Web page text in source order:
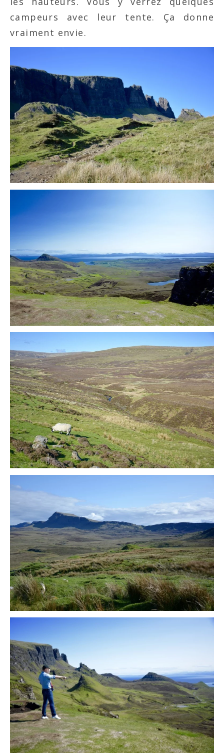
campeurs avec leur tente. Ça donne
vraiment envie.